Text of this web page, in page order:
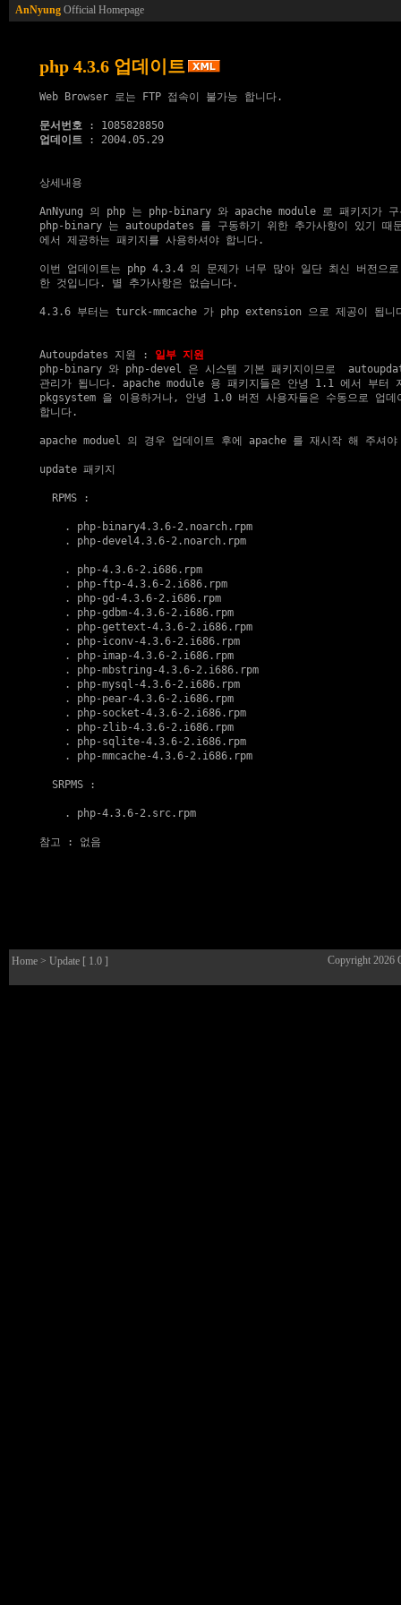
AnNyung Official Homepage
php 4.3.6 업데이트
Web Browser 로는 FTP 접속이 불가능 합니다.
문서번호
업데이트 : 2004.05.29
상세내용
AnNyung 의 php 는 php-binary 와 apache module 로 패키지가 구
php-binary 는 autoupdates 를 구동하기 위한 추가사항이 있기 때
에서 제공하는 패키지를 사용하셔야 합니다.
이번 업데이트는 php 4.3.4 의 문제가 너무 많아 일단 최신 버전으로
한 것입니다. 별 추가사항은 없습니다.
4.3.6 부터는 turck-mmcache 가 php extension 으로 제공이 됩니
Autoupdates 지원 : 일부 지원
php-binary 와 php-devel 은 시스템 기본 패키지이므로
관리가 됩니다. apache module 용 패키지들은 안녕 1.1 에서 부터
pkgsystem 을 이용하거나, 안녕 1.0 버전 사용자들은 수동으로 업데
합니다.
apache moduel 의 경우 업데이트 후에 apache 를 재시작 해 주셔
update 패키지
  RPMS :
    .
php-binary4.3.6-2.noarch.rpm
    .
php-devel4.3.6-2.noarch.rpm
    .
php-4.3.6-2.i686.rpm
    .
php-ftp-4.3.6-2.i686.rpm
    .
php-gd-4.3.6-2.i686.rpm
    .
php-gdbm-4.3.6-2.i686.rpm
    .
php-gettext-4.3.6-2.i686.rpm
    .
php-iconv-4.3.6-2.i686.rpm
    .
php-imap-4.3.6-2.i686.rpm
    .
php-mbstring-4.3.6-2.i686.rpm
    .
php-mysql-4.3.6-2.i686.rpm
    .
php-pear-4.3.6-2.i686.rpm
    .
php-socket-4.3.6-2.i686.rpm
    .
php-zlib-4.3.6-2.i686.rpm
    .
php-sqlite-4.3.6-2.i686.rpm
    .
php-mmcache-4.3.6-2.i686.rpm
  SRPMS :
    .
php-4.3.6-2.src.rpm
참고 : 없음
Home > Update [ 1.0 ] Copyright 2026